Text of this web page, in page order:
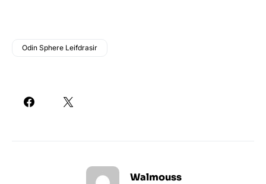
Odin Sphere Leifdrasir
Walmouss